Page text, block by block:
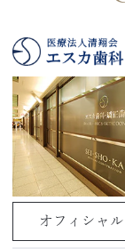
オフィシャル